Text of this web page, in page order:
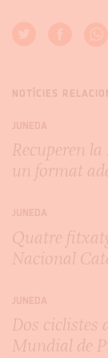
NOTÍCIES
JUNEDA
Recuperen
un format
JUNEDA
Quatre
Nacional
JUNEDA
Dos ciclistes
Mundial de